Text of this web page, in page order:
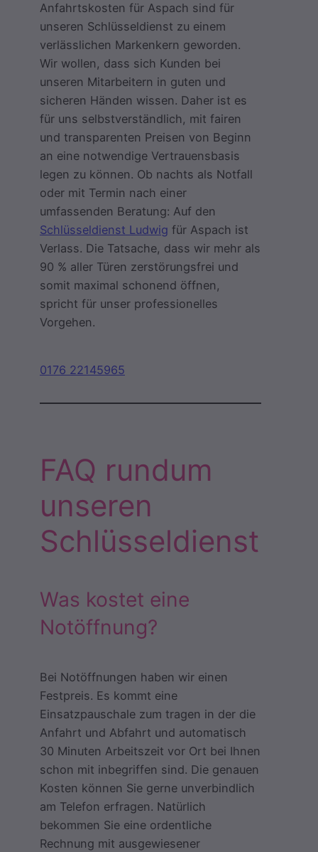
Anfahrtskosten für Aspach sind für
unseren Schlüsseldienst zu einem
verlässlichen Markenkern geworden.
Wir wollen, dass sich Kunden bei
unseren Mitarbeitern in guten und
sicheren Händen wissen. Daher ist es
für uns selbstverständlich, mit fairen
und transparenten Preisen von Beginn
an eine notwendige Vertrauensbasis
legen zu können. Ob nachts als Notfall
oder mit Termin nach einer
umfassenden Beratung: Auf den
Schlüsseldienst Ludwig für Aspach ist
Verlass. Die Tatsache, dass wir mehr als
90 % aller Türen zerstörungsfrei und
somit maximal schonend öffnen,
spricht für unser professionelles
Vorgehen.
0176 22145965
FAQ rundum
unseren
Schlüsseldienst
Was kostet eine
Notöffnung?
Bei Notöffnungen haben wir einen
Festpreis. Es kommt eine
Einsatzpauschale zum tragen in der die
Anfahrt und Abfahrt und automatisch
30 Minuten Arbeitszeit vor Ort bei Ihnen
schon mit inbegriffen sind. Die genauen
Kosten können Sie gerne unverbindlich
am Telefon erfragen. Natürlich
bekommen Sie eine ordentliche
Rechnung mit ausgewiesener